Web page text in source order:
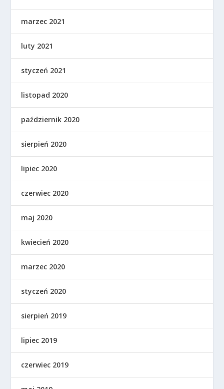
marzec 2021
luty 2021
styczeń 2021
listopad 2020
październik 2020
sierpień 2020
lipiec 2020
czerwiec 2020
maj 2020
kwiecień 2020
marzec 2020
styczeń 2020
sierpień 2019
lipiec 2019
czerwiec 2019